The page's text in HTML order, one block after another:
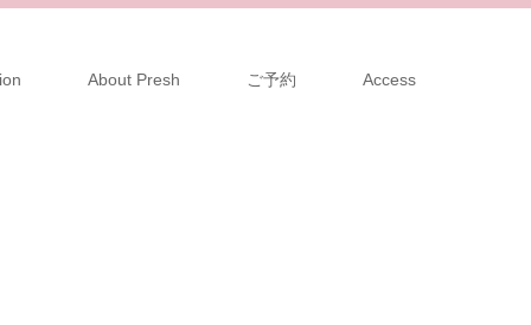
About Presh ご予約 Access